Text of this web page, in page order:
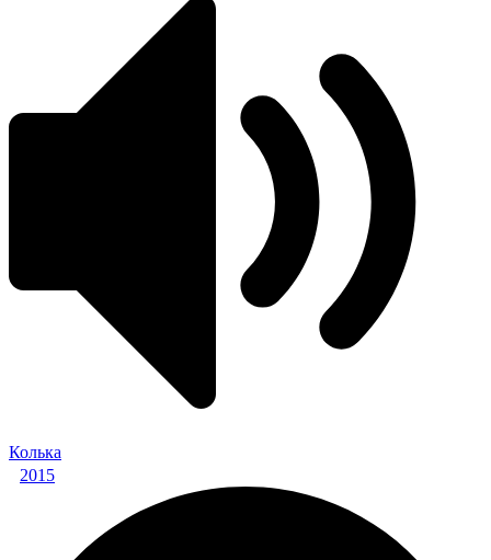
Колька
2015